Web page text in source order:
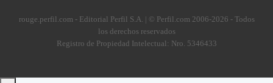
rouge.perfil.com - Editorial Perfil S.A. | © Perfil.com 2006-2026 - Todos
los derechos reservados
Registro de Propiedad Intelectual: Nro. 5346433